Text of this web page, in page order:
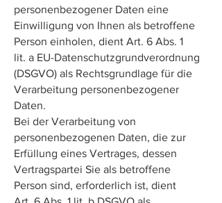
personenbezogener Daten eine
Einwilligung von Ihnen als betroffene
Person einholen, dient Art. 6 Abs. 1
lit. a EU-Datenschutzgrundverordnung
(DSGVO) als Rechtsgrundlage für die
Verarbeitung personenbezogener
Daten.
Bei der Verarbeitung von
personenbezogenen Daten, die zur
Erfüllung eines Vertrages, dessen
Vertragspartei Sie als betroffene
Person sind, erforderlich ist, dient